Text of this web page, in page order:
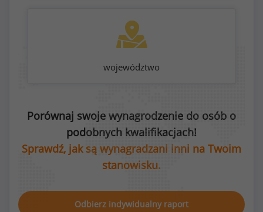
województwo
Porównaj swoje wynagrodzenie do osób o
podobnych kwalifikacjach!
Sprawdź, jak są wynagradzani inni na Twoim
stanowisku.
Odbierz indywidualny raport